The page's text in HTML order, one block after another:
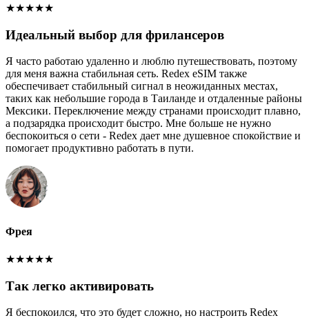
★★★★★
Идеальный выбор для фрилансеров
Я часто работаю удаленно и люблю путешествовать, поэтому
для меня важна стабильная сеть. Redex eSIM также
обеспечивает стабильный сигнал в неожиданных местах,
таких как небольшие города в Таиланде и отдаленные районы
Мексики. Переключение между странами происходит плавно,
а подзарядка происходит быстро. Мне больше не нужно
беспокоиться о сети - Redex дает мне душевное спокойствие и
помогает продуктивно работать в пути.
Фрея
★★★★★
Так легко активировать
Я беспокоился, что это будет сложно, но настроить Redex